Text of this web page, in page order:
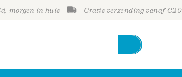
morgen in huis Gratis verzending vanaf €20